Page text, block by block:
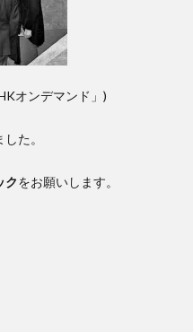
オンデマンド」)
た。
クをお願いします。